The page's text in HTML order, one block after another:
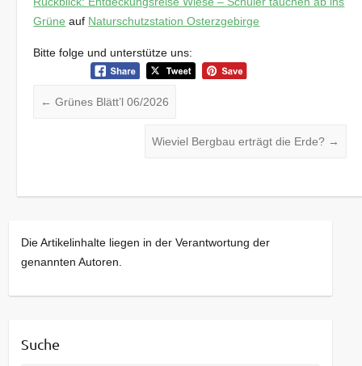
Grüne auf Naturschutzstation Osterzgebirge
Bitte folge und unterstütze uns:
← Grünes Blätt’l 06/2026
Wieviel Bergbau erträgt die Erde? →
Die Artikelinhalte liegen in der Verantwortung der
genannten Autoren.
Suche